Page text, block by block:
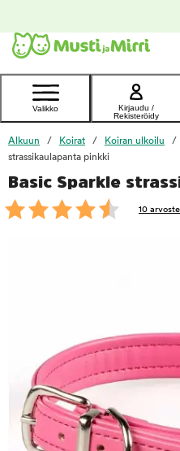
Ota yhteyttä
asiakaspalveluun
Valikko
Kirjaudu /
Rekisteröidy
Alkuun Koirat Koiran ulkoilu
strassikaulapanta pinkki
Basic Sparkle
10
foo